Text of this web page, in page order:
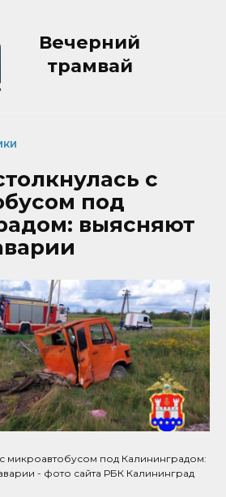
Вечерний
трамвай
с
под
выясняют
с микроавтобусом под Калининградом:
- фото сайта РБК Калининград